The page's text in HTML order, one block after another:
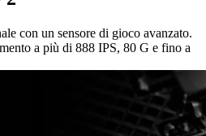
con un sensore di gioco avanzato.
a più di 888 IPS, 80 G e fino a